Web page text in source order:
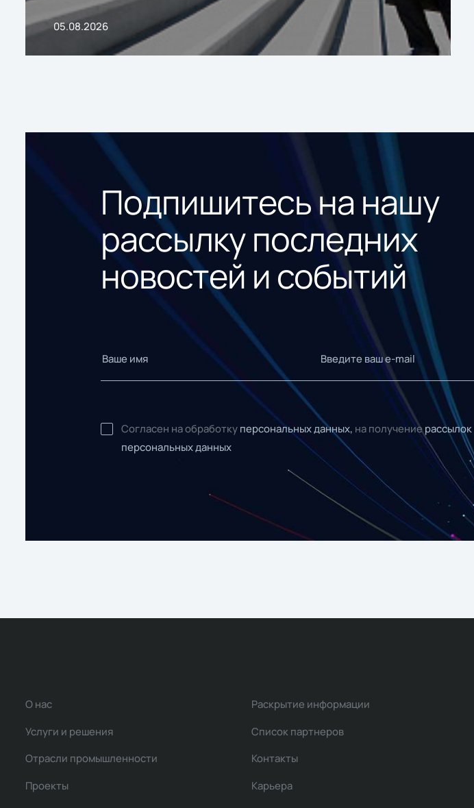
05.08.2026
Подпишитесь на нашу
рассылку последних
новостей и событий
Согласен на обработку персональных данных, на получениерассылок
персональных данных
О нас
Услуги и решения
Отрасли промышленности
Проекты
Раскрытие информации
Список партнеров
Контакты
Карьера